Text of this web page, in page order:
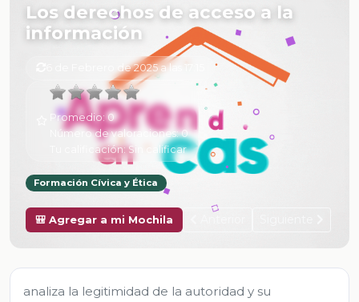
Los derechos de acceso a la
información
6 de Febrero de 2025 a las 17:15
Promedio: 0
Número de valoraciones:0
Tu calificación:Sin calificar
Formación Cívica y Ética
🎒 Agregar a mi Mochila
analiza la legitimidad de la autoridad y su